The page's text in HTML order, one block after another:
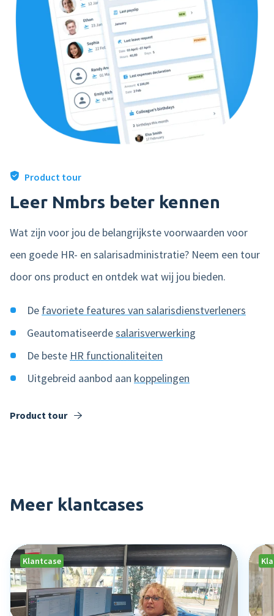
Product tour
Leer Nmbrs beter kennen
Wat zijn voor jou de belangrijkste voorwaarden voor
een goede HR- en salarisadministratie? Neem een tour
door ons product en ontdek wat wij jou bieden.
De favoriete features van salarisdienstverleners
Geautomatiseerdesalarisverwerking
De beste HR functionaliteiten
Uitgebreid aanbod aan koppelingen
Product tour
Meer klantcases
Klantcase